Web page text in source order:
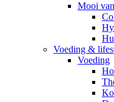
Mooi
Voeding &
Voeding